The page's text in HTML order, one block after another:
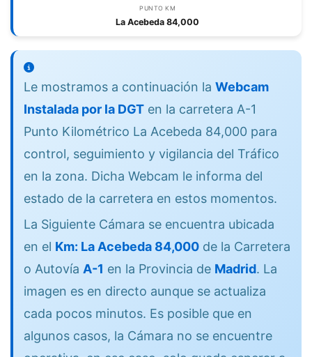
PUNTO KM
La Acebeda 84,000
Le mostramos a continuación la Webcam
Instalada por la DGT en la carretera A-1
Punto Kilométrico La Acebeda 84,000 para
control, seguimiento y vigilancia del Tráfico
en la zona. Dicha Webcam le informa del
estado de la carretera en estos momentos.
La Siguiente Cámara se encuentra ubicada
en el Km: La Acebeda 84,000 de la Carretera
o Autovía A-1 en la Provincia de Madrid. La
imagen es en directo aunque se actualiza
cada pocos minutos. Es posible que en
algunos casos, la Cámara no se encuentre